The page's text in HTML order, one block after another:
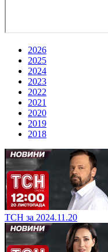
2026
2025
2024
2023
2022
2021
2020
2019
2018
ТСН за 2024.11.20